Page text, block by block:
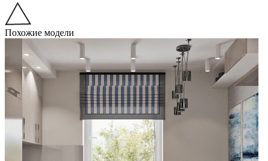
Похожие модели